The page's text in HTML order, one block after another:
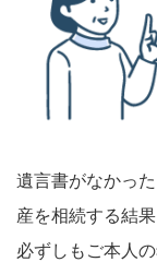
遺言書がなかっ
産を相続する結果
必ずしもご本人